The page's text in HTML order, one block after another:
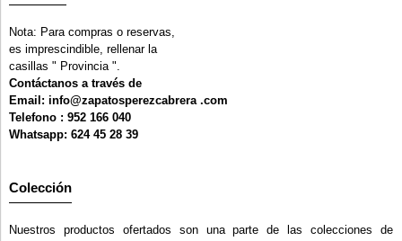
Nota: Para compras o reservas,
es imprescindible, rellenar la
casillas " Provincia ".
Contáctanos a través de
Email: info@zapatosperezcabrera .com
Telefono : 952 166 040
Whatsapp: 624 45 28 39
Colección
Nuestros productos ofertados son una parte de las colecciones de